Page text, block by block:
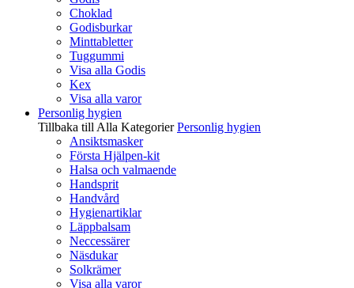
Choklad
Godisburkar
Minttabletter
Tuggummi
Visa alla Godis
Kex
Visa alla varor
Personlig hygien
Tillbaka till Alla Kategorier Personlig hygien
Ansiktsmasker
Första Hjälpen-kit
Halsa och valmaende
Handsprit
Handvård
Hygienartiklar
Läppbalsam
Neccessärer
Näsdukar
Solkrämer
Visa alla varor